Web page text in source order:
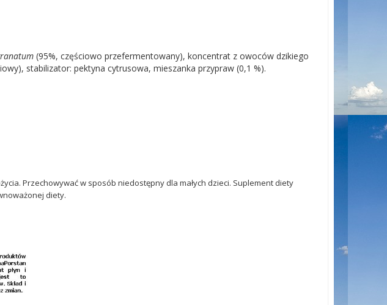
(95%, częściowo przefermentowany), koncentrat z owoców dzikiego
stabilizator: pektyna cytrusowa, mieszanka przypraw (0,1 %).
Przechowywać w sposób niedostępny dla małych dzieci. Suplement diety
diety.